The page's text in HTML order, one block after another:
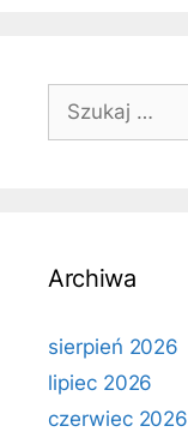
Szukaj:
Archiwa
sierpień 2026
lipiec 2026
czerwiec 2026